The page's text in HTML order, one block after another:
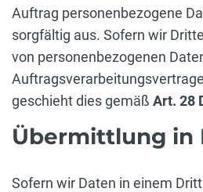
Auftrag personenbezogene
sorgfältig aus. Sofern wir
von personenbezogenen
geschieht dies gemäß Art. 28
Übermittlung in
Sofern wir Daten in einem